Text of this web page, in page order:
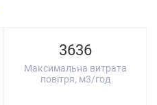
3636
Максимальна витрата
повітря, м3/год